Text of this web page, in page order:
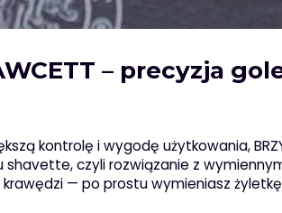
– precyzja
kontrolę i wygodę użytkowania,
shavette, czyli rozwiązanie z
— po prostu wymieniasz